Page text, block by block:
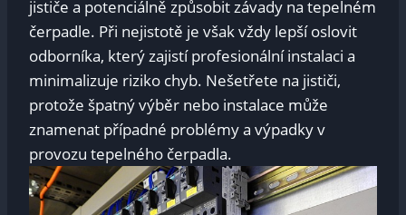
jističe a potenciálně způsobit‌ závady na‌ tepelném
⁢čerpadle. Při nejistotě ​je⁢ však vždy lepší oslovit
⁢odborníka, ⁢který zajistí ⁤profesionální instalaci a
‌minimalizuje riziko chyb. Nešetřete na jističi,
protože ‍špatný výběr nebo instalace může
znamenat případné problémy a výpadky v
provozu tepelného čerpadla.